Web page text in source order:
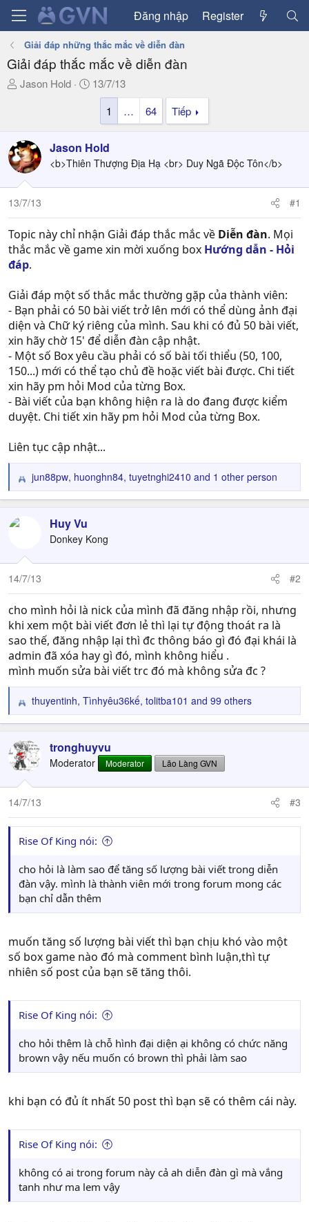
Đăng nhập Register
Giải đáp những thắc mắc về diễn đàn
Giải đáp thắc mắc về diễn đàn
T
a
d
s
t
a
e
r
Jason Hold
N
g
ử
13/7/13
1
… 64 Tiếp
Jason Hold
<b>Thiên Thượng Địa Hạ <br> Duy Ngã Độc Tôn</b>
13/7/13 #1
Topic này chỉ nhận Giải đáp thắc mắc về Diễn đàn. Mọi
thắc mắc về game xin mời xuống box Hướng dẫn - Hỏi
đáp.
Giải đáp một số thắc mắc thường gặp của thành viên:
- Bạn phải có 50 bài viết trở lên mới có thể dùng ảnh đại
diện và Chữ ký riêng của mình. Sau khi có đủ 50 bài viết,
xin hãy chờ 15' để diễn đàn cập nhật.
- Một số Box yêu cầu phải có số bài tối thiểu (50, 100,
150...) mới có thể tạo chủ đề hoặc viết bài được. Chi tiết
xin hãy pm hỏi Mod của từng Box.
- Bài viết của bạn không hiện ra là do đang được kiểm
duyệt. Chi tiết xin hãy pm hỏi Mod của từng Box.
Liên tục cập nhật...
R
e
c
o
n
jun88pw, huonghn84, tuyetnghi2410 and 1 other person
Huy Vu
Donkey Kong
14/7/13 #2
cho mình hỏi là nick của mình đã đăng nhập rồi, nhưng
khi xem một bài viết đơn lẻ thì lại tự động thoát ra là
sao thế, đăng nhập lại thì đc thông báo gì đó đại khái là
admin đã xóa hay gì đó, mình không hiểu .
mình muốn sửa bài viết trc đó mà không sửa đc ?
R
e
c
t
i
o
n
:
thuyentinh, Tìnhyêu36kế, tolitba101 and 99 others
tronghuyvu
Moderator Moderator Lão Làng GVN
14/7/13 #3
Rise Of King nói:
cho hỏi là làm sao để tăng số lượng bài viết trong diễn
đàn vậy. mình là thành viên mới trong forum mong các
bạn chỉ dẫn thêm
muốn tăng số lượng bài viết thì bạn chịu khó vào một
số box game nào đó mà comment bình luận,thì tự
nhiên số post của bạn sẽ tăng thôi.
Rise Of King nói:
cho hỏi thêm là chỗ hình đại diện ại không có chức năng
brown vậy nếu muốn có brown thì phải làm sao
khi bạn có đủ ít nhất 50 post thì bạn sẽ có thêm cái này.
Rise Of King nói:
không có ai trong forum này cả ah diễn đàn gì mà vắng
tanh như ma lem vậy